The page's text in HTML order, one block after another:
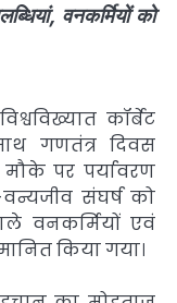
वनकर्मियों को
कॉर्बेट
गणतंत्र दिवस
पर पर्यावरण
संघर्ष को
वनकर्मियों एवं
किया गया।